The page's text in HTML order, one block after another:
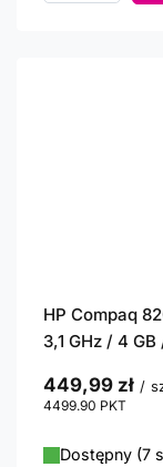
HP Compaq
3,1 GHz / 4
449,99 zł /
4499.90 PKT
Dostępny (7